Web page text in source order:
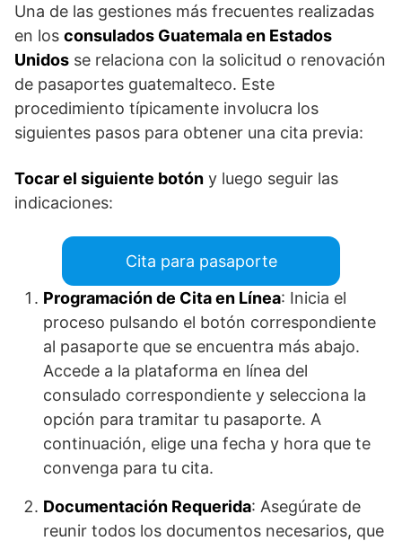
Una de las gestiones más frecuentes realizadas
en los consulados Guatemala en Estados
Unidos se relaciona con la solicitud o renovación
de pasaportes guatemalteco. Este
procedimiento típicamente involucra los
siguientes pasos para obtener una cita previa:
Tocar el siguiente botón y luego seguir las
indicaciones:
Cita para pasaporte
Programación de Cita en Línea: Inicia el
proceso pulsando el botón correspondiente
al pasaporte que se encuentra más abajo.
Accede a la plataforma en línea del
consulado correspondiente y selecciona la
opción para tramitar tu pasaporte. A
continuación, elige una fecha y hora que te
convenga para tu cita.
Documentación Requerida: Asegúrate de
reunir todos los documentos necesarios, que